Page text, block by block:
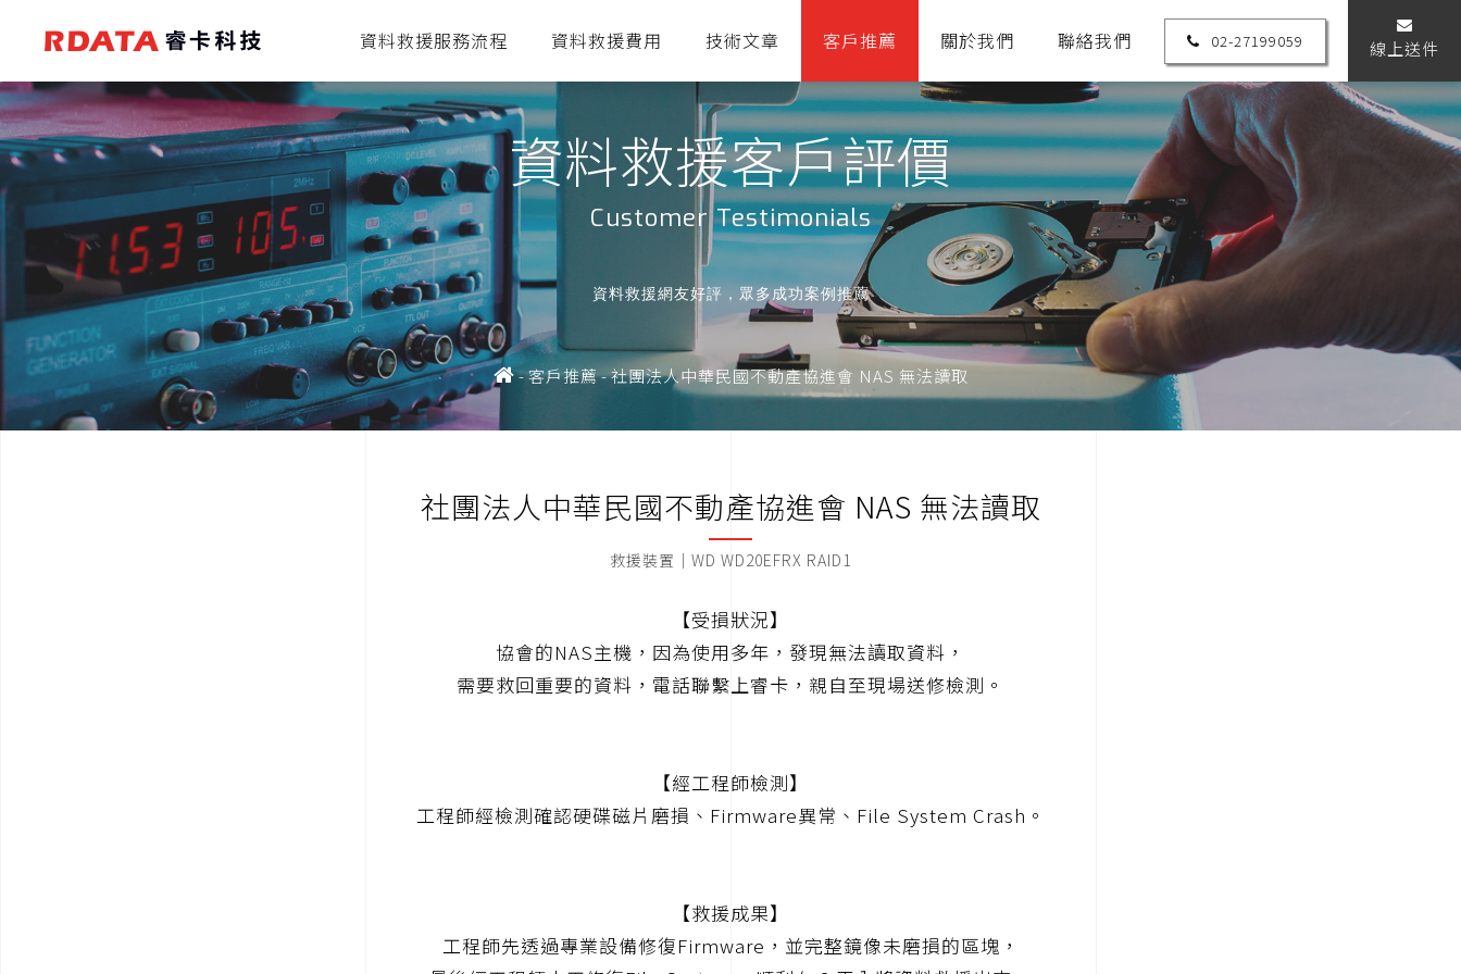
資料救援服務流程 資料救援費用 技術文章 客戶推薦 關於我們 聯絡我們 02-27199059 線上送件
資料救援客戶評價
Customer Testimonials
資料救援網友好評，眾多成功案例推薦
-客戶推薦-社團法人中華民國不動產協進會 NAS 無法讀取
社團法人中華民國不動產協進會 NAS 無法讀取
救援裝置｜WD WD20EFRX RAID1
【受損狀況】
協會的NAS主機，因為使用多年，發現無法讀取資料，
需要救回重要的資料，電話聯繫上睿卡，親自至現場送修檢測。
【經工程師檢測】
工程師經檢測確認硬碟磁片磨損、Firmware異常、File System Crash。
【救援成果】
工程師先透過專業設備修復Firmware，並完整鏡像未磨損的區塊，